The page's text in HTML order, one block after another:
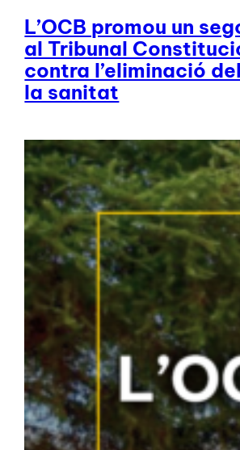
L’OCB promou un
al Tribunal
contra l’eliminació
la sanitat